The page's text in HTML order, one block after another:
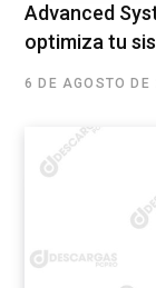
Advanced
optimiza tu
6 DE AGOSTO DE